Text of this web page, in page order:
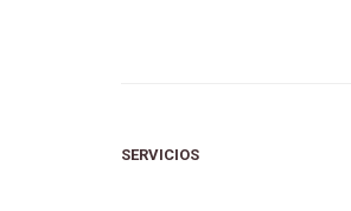
SERVICIOS